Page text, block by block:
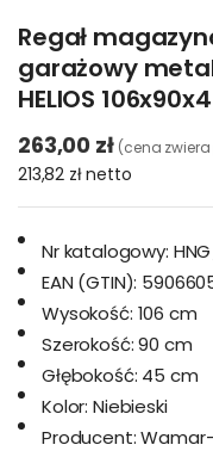
Regał
garażowy
HELIOS
263,00 zł (cena
213,82 złnetto
Nr katalogowy:
EAN (GTIN):
Wysokość: 106 cm
Szerokość: 90 cm
Głębokość: 45 cm
Kolor: Niebieski
Producent: